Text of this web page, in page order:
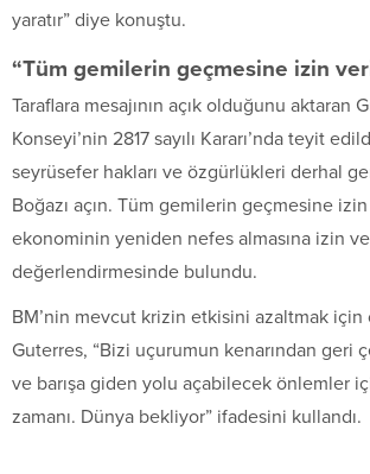
yaratır” diye konuştu.
“Tüm gemilerin geçmesine izin
Taraflara mesajının açık olduğunu aktaran
Konseyi’nin 2817 sayılı Kararı’nda teyit
seyrüsefer hakları ve özgürlükleri derhal
Boğazı açın. Tüm gemilerin geçmesine
ekonominin yeniden nefes almasına izin
değerlendirmesinde bulundu.
BM’nin mevcut krizin etkisini azaltmak için
Guterres, “Bizi uçurumun kenarından geri
ve barışa giden yolu açabilecek önlemler
zamanı. Dünya bekliyor” ifadesini kullandı.